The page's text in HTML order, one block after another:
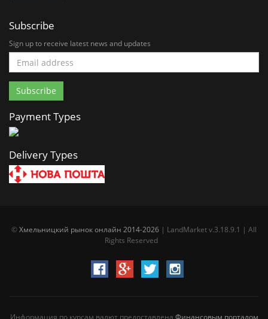
Subscribe
Sign up to receive latest news and updates
Payment Types
Delivery Types
©Хмельницкий рынок онлайн 2014-2026 | LandMarket v.3.18.9.1 | All
Rights Reserved